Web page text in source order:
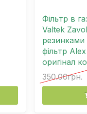
Фільтр в
Valtek
резинками
фільтр
оригінал
350.00грн.